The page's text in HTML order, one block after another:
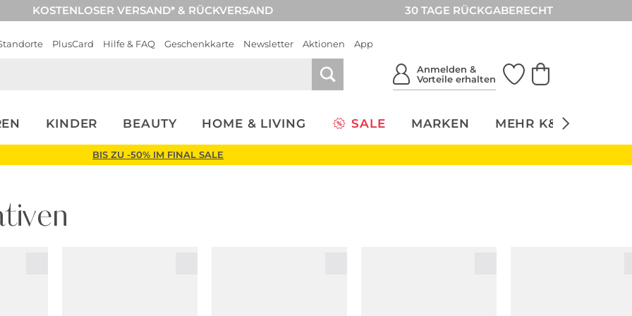
KOSTENLOSER VERSAND* & RÜCKVERSAND 30 TAGE RÜCKGABERECHT
PlusCard Hilfe & FAQ Geschenkkarte Newsletter Aktionen App
Anmelden &
Vorteile erhalten
KINDER BEAUTY HOME & LIVING SALE MARKEN MEHR K&Ö
BIS ZU -50% IM FINAL SALE